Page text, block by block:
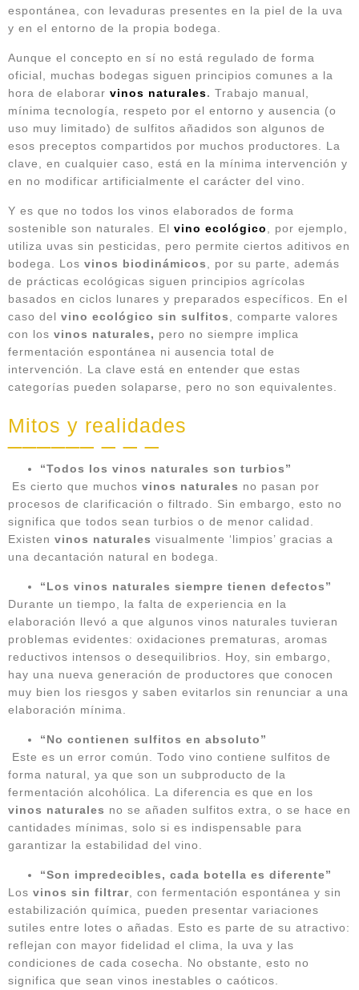
espontánea, con levaduras presentes en la piel de la uva
y en el entorno de la propia bodega.
Aunque el concepto en sí no está regulado de forma
oficial, muchas bodegas siguen principios comunes a la
hora de elaborar vinos naturales. Trabajo manual,
mínima tecnología, respeto por el entorno y ausencia (o
uso muy limitado) de sulfitos añadidos son algunos de
esos preceptos compartidos por muchos productores. La
clave, en cualquier caso, está en la mínima intervención y
en no modificar artificialmente el carácter del vino.
Y es que no todos los vinos elaborados de forma
sostenible son naturales. El vino ecológico
, por ejemplo,
utiliza uvas sin pesticidas, pero permite ciertos aditivos en
bodega. Los vinos biodinámicos
, por su parte, además
de prácticas ecológicas siguen principios agrícolas
basados en ciclos lunares y preparados específicos. En el
caso del vino ecológico sin sulfitos
, comparte valores
con los vinos naturales, pero no siempre implica
fermentación espontánea ni ausencia total de
intervención. La clave está en entender que estas
categorías pueden solaparse, pero no son equivalentes.
Mitos y realidades
“Todos los vinos naturales son turbios”
Es cierto que muchos vinos naturales no pasan por
procesos de clarificación o filtrado. Sin embargo, esto no
significa que todos sean turbios o de menor calidad.
Existen vinos naturales visualmente ‘limpios’ gracias a
una decantación natural en bodega.
“Los vinos naturales siempre tienen defectos”
Durante un tiempo, la falta de experiencia en la
elaboración llevó a que algunos vinos naturales tuvieran
problemas evidentes: oxidaciones prematuras, aromas
reductivos intensos o desequilibrios. Hoy, sin embargo,
hay una nueva generación de productores que conocen
muy bien los riesgos y saben evitarlos sin renunciar a una
elaboración mínima.
“No contienen sulfitos en absoluto”
Este es un error común. Todo vino contiene sulfitos de
forma natural, ya que son un subproducto de la
fermentación alcohólica. La diferencia es que en los
vinos naturales no se añaden sulfitos extra, o se hace en
cantidades mínimas, solo si es indispensable para
garantizar la estabilidad del vino.
“Son impredecibles, cada botella es diferente”
Los vinos sin filtrar , con fermentación espontánea y sin
estabilización química, pueden presentar variaciones
sutiles entre lotes o añadas. Esto es parte de su atractivo:
reflejan con mayor fidelidad el clima, la uva y las
condiciones de cada cosecha. No obstante, esto no
significa que sean vinos inestables o caóticos.